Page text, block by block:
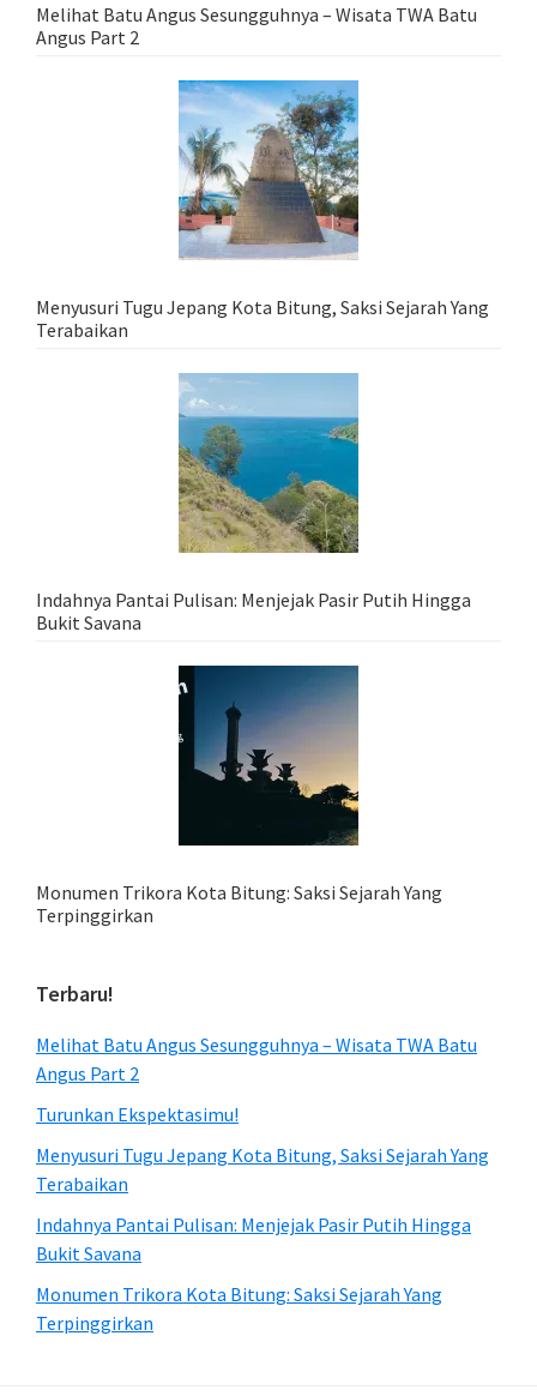
Melihat Batu Angus Sesungguhnya – Wisata TWA Batu
Angus Part 2
Menyusuri Tugu Jepang Kota Bitung, Saksi Sejarah Yang
Terabaikan
Indahnya Pantai Pulisan: Menjejak Pasir Putih Hingga
Bukit Savana
Monumen Trikora Kota Bitung: Saksi Sejarah Yang
Terpinggirkan
Terbaru!
Melihat Batu Angus Sesungguhnya – Wisata TWA Batu
Angus Part 2
Turunkan Ekspektasimu!
Menyusuri Tugu Jepang Kota Bitung, Saksi Sejarah Yang
Terabaikan
Indahnya Pantai Pulisan: Menjejak Pasir Putih Hingga
Bukit Savana
Monumen Trikora Kota Bitung: Saksi Sejarah Yang
Terpinggirkan